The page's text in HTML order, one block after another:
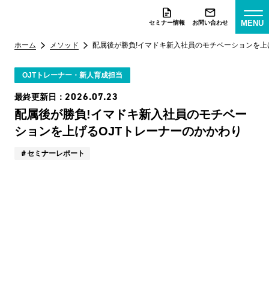
セミナー情報 お問い合わせ MENU
ホーム メソッド 配属後が勝負!イマドキ新入社員のモチベーションを
OJTトレーナー・新人育成担当
最終更新日： 2026.07.23
配属後が勝負!イマドキ新入社員のモチベー
ションを上げるOJTトレーナーのかかわり
セミナーレポート